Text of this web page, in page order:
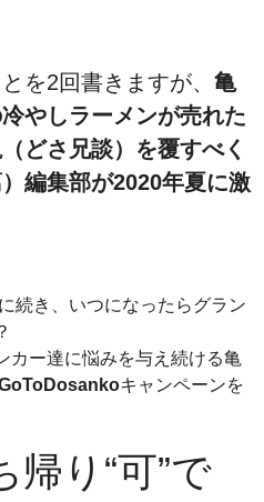
を2回書きますが、 亀
やしラーメンが売れた
どさ兄談）を覆すべく
編集部が2020年夏に激
続き、いつになったらグラン
カー達に悩みを与え続ける亀
キャンペーンを
帰り“可”で